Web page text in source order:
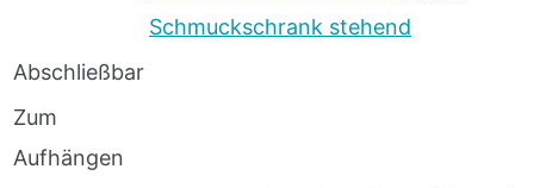
Schmuckschrank stehend
Abschließbar
Zum
Aufhängen